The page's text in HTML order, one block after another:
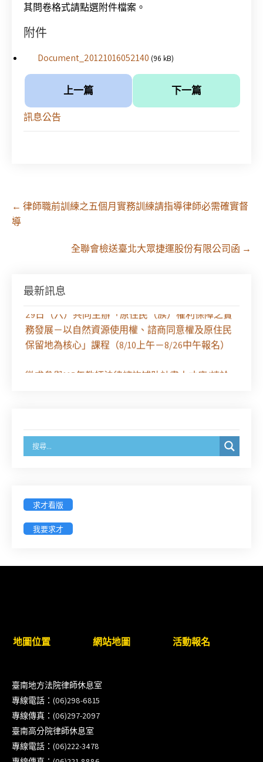
其問卷格式請點選附件檔案。
附件
Document_20121016052140 (96 kB)
上一篇 下一篇
訊息公告
Post
navigation
← 律師職前訓練之五個月實務訓練請指導律師必需確實督
導
全聯會檢送臺北大眾捷運股份有限公司函 →
最新訊息
【課程報名】全律會與台北律師公會等單位定於8月
29日（六）共同主辦「原住民（族）權利保障之實
務發展－以自然資源使用權、諮商同意權及原住民
保留地為核心」課程（8/10上午－8/26中午報名）
徵求參與115年教師法律諮詢補助計畫人才庫(請於
之分公司及商業應參加「勞動權益講習」
戳為憑)】
徵詢有意願擔任臺南市115年度國民中小學法治教育
臺南高分院8/28(五)下午舉辦「家庭關係中的正當防
衛」課程(8/12前向本會報名,實體)
8/22~23「平反再導航:2026台灣冤平反協會年度論
壇｣
【重要公告】115年職場霸凌調查專業人才(律師)培
訓課程（雲嘉南場）錄取通知已發送
求才看版
我要求才
地圖位置 網站地圖 活動報名
臺南地方法院律師休息室
專線電話：(06)298-6815
專線傳真：(06)297-2097
臺南高分院律師休息室
專線電話：(06)222-3478